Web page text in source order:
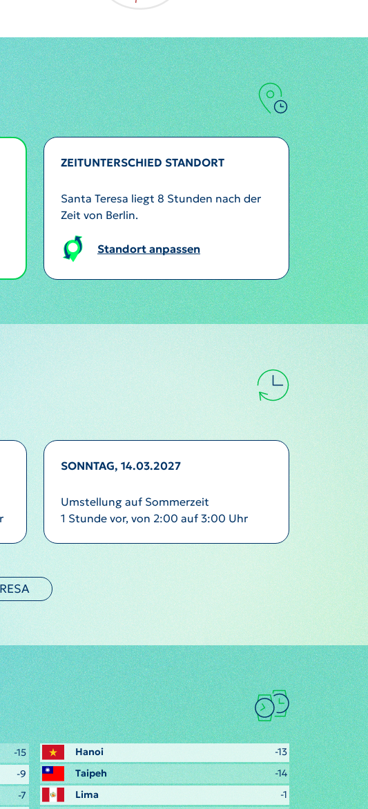
ZEITUNTERSCHIED STANDORT
Santa Teresa liegt 8 Stunden nach der
Zeit von Berlin.
Standort anpassen
SONNTAG, 14.03.2027
Umstellung auf Sommerzeit
1 Stunde vor, von 2:00 auf 3:00 Uhr
-15
-9
-7
Hanoi
-13
Taipeh
-14
Lima
-1